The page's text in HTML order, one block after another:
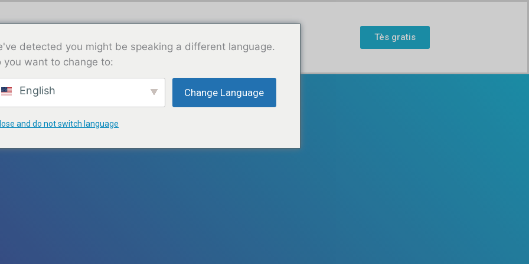
Tès gratis
detected you might be speaking a different language.
you want to change to:
English Change Language
and do not switch language